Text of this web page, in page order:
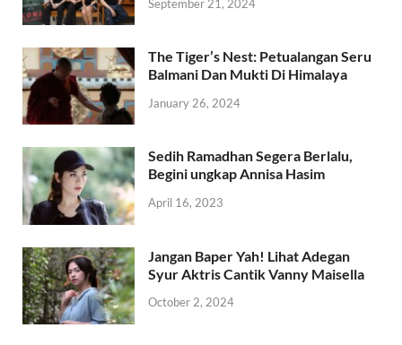
September 21, 2024
The Tiger’s Nest: Petualangan Seru
Balmani Dan Mukti Di Himalaya
January 26, 2024
Sedih Ramadhan Segera Berlalu,
Begini ungkap Annisa Hasim
April 16, 2023
Jangan Baper Yah! Lihat Adegan
Syur Aktris Cantik Vanny Maisella
October 2, 2024